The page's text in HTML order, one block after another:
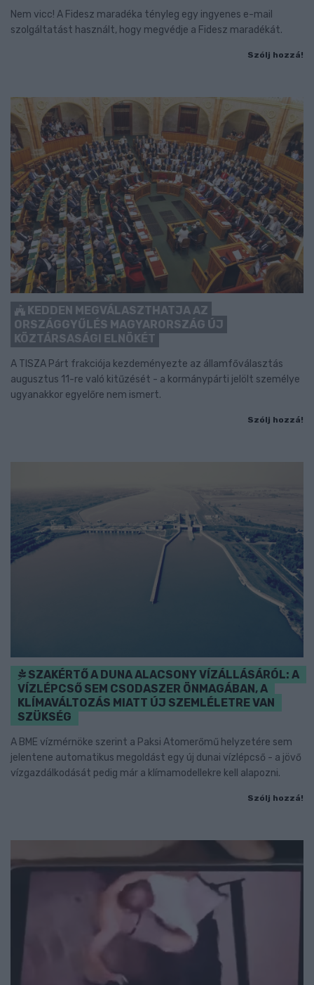
Nem vicc! A Fidesz maradéka tényleg egy ingyenes e-mail
szolgáltatást használt, hogy megvédje a Fidesz maradékát.
Szólj hozzá!
KEDDEN MEGVÁLASZTHATJA AZ
ORSZÁGGYŰLÉS MAGYARORSZÁG ÚJ
KÖZTÁRSASÁGI ELNÖKÉT
A TISZA Párt frakciója kezdeményezte az államfőválasztás
augusztus 11-re való kitűzését - a kormánypárti jelölt személye
ugyanakkor egyelőre nem ismert.
Szólj hozzá!
SZAKÉRTŐ A DUNA ALACSONY VÍZÁLLÁSÁRÓL: A
VÍZLÉPCSŐ SEM CSODASZER ÖNMAGÁBAN, A
KLÍMAVÁLTOZÁS MIATT ÚJ SZEMLÉLETRE VAN
SZÜKSÉG
A BME vízmérnöke szerint a Paksi Atomerőmű helyzetére sem
jelentene automatikus megoldást egy új dunai vízlépcső - a jövő
vízgazdálkodását pedig már a klímamodellekre kell alapozni.
Szólj hozzá!